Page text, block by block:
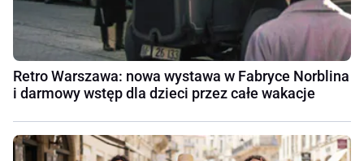
Retro Warszawa: nowa wystawa w Fabryce Norblina
i darmowy wstęp dla dzieci przez całe wakacje